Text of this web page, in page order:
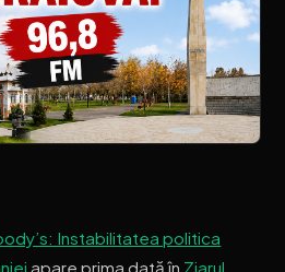
Instabilitatea politica
apare prima dată în Ziarul